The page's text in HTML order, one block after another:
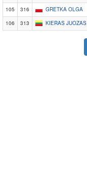
105
316 GRETKA OLGA
106
313 KIERAS JUOZAS